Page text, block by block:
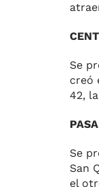
Se
creó
42,
Se
San
el